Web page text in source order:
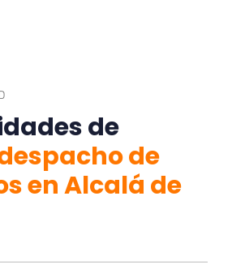
de
de
en Alcalá de